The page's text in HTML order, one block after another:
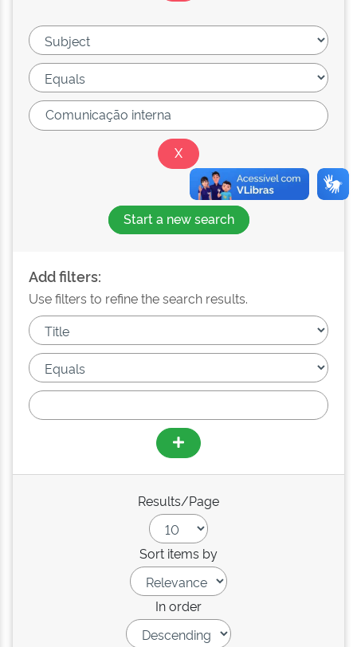
Start a new search
Add filters:
Use filters to refine the search results.
Results/Page
Sort items by
In order